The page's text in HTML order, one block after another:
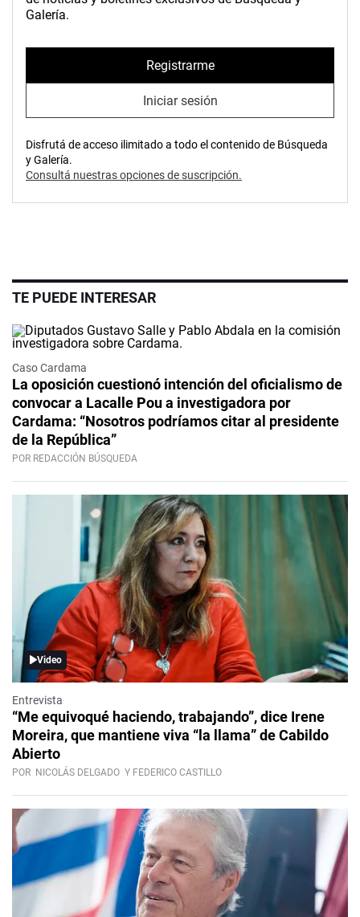
Galería.
Registrarme
Iniciar sesión
Disfrutá de acceso ilimitado a todo el contenido de Búsqueda
y Galería.
Consultá nuestras opciones de suscripción.
TE PUEDE INTERESAR
Caso Cardama
La oposición cuestionó intención del oficialismo de
convocar a Lacalle Pou a investigadora por
Cardama: “Nosotros podríamos citar al presidente
de la República”
POR REDACCIÓN BÚSQUEDA
Video
Entrevista
“Me equivoqué haciendo, trabajando”, dice Irene
Moreira, que mantiene viva “la llama” de Cabildo
Abierto
POR NICOLÁS DELGADO Y FEDERICO CASTILLO